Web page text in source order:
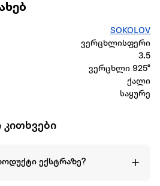
SOKOLOV
ვერცხლისფერი
3.5
ვერცხლი 925°
ქალი
საყურე
ექსტრაზე?